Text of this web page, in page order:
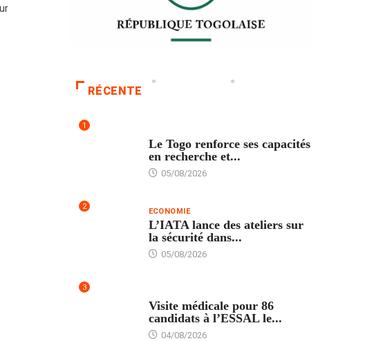
RÉCENTE
1
Le Togo renforce ses capacités
en recherche et...
05/08/2026
2 ECONOMIE
L’IATA lance des ateliers sur
la sécurité dans...
05/08/2026
3
Visite médicale pour 86
candidats à l’ESSAL le...
04/08/2026